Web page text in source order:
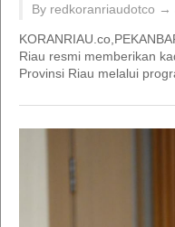
By redkoranriaudotco →
Riau resmi memberikan
Provinsi Riau melalui